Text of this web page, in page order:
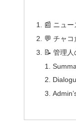
📰 ニュー
💬 チャコ
📝 管理人